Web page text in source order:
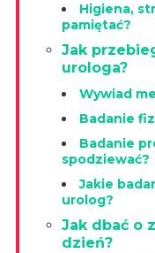
Higiena,
pamiętać?
Jak
urologa?
Wywiad
Badanie
Badanie
spodziewać?
Jakie
urolog?
Jak dbać o
dzień?